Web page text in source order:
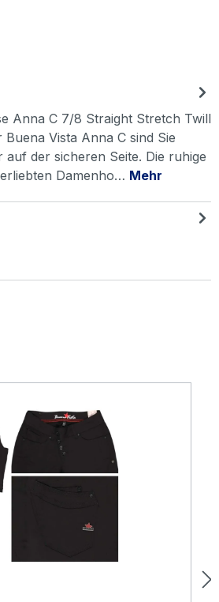
Anna C 7/8 Straight Stretch Twill
Vista Anna C sind Sie
der sicheren Seite. Die ruhige
Damenho… Mehr
von 5 von 5 Sternen